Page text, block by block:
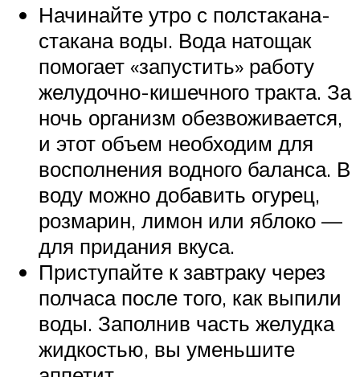
Начинайте утро с полстакана-
стакана воды. Вода натощак
помогает «запустить» работу
желудочно-кишечного тракта. За
ночь организм обезвоживается,
и этот объем необходим для
восполнения водного баланса. В
воду можно добавить огурец,
розмарин, лимон или яблоко —
для придания вкуса.
Приступайте к завтраку через
полчаса после того, как выпили
воды. Заполнив часть желудка
жидкостью, вы уменьшите